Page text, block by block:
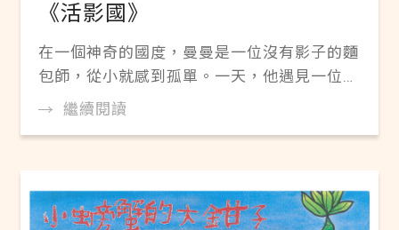
《活影國》
在一個神奇的國度，曼曼是一位沒有影子的麵
包師，從小就感到孤單。一天，他遇見一位魔
法師，並獲得了四樣神奇的物品，開始了尋找
也改變了整個國度的朋友觀念，讓人們學會珍
惜友誼，並讓他的麵包店生意蒸蒸日上。線上
繼續閱讀